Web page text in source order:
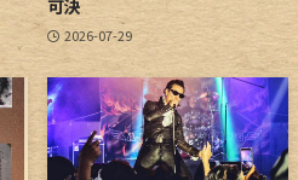
可決
2026-07-29